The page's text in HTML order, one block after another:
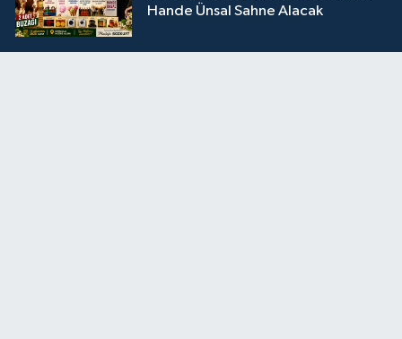
Hande Ünsal Sahne Alacak